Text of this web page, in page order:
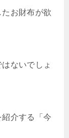
お財布が欲
ないでしょ
介する「今